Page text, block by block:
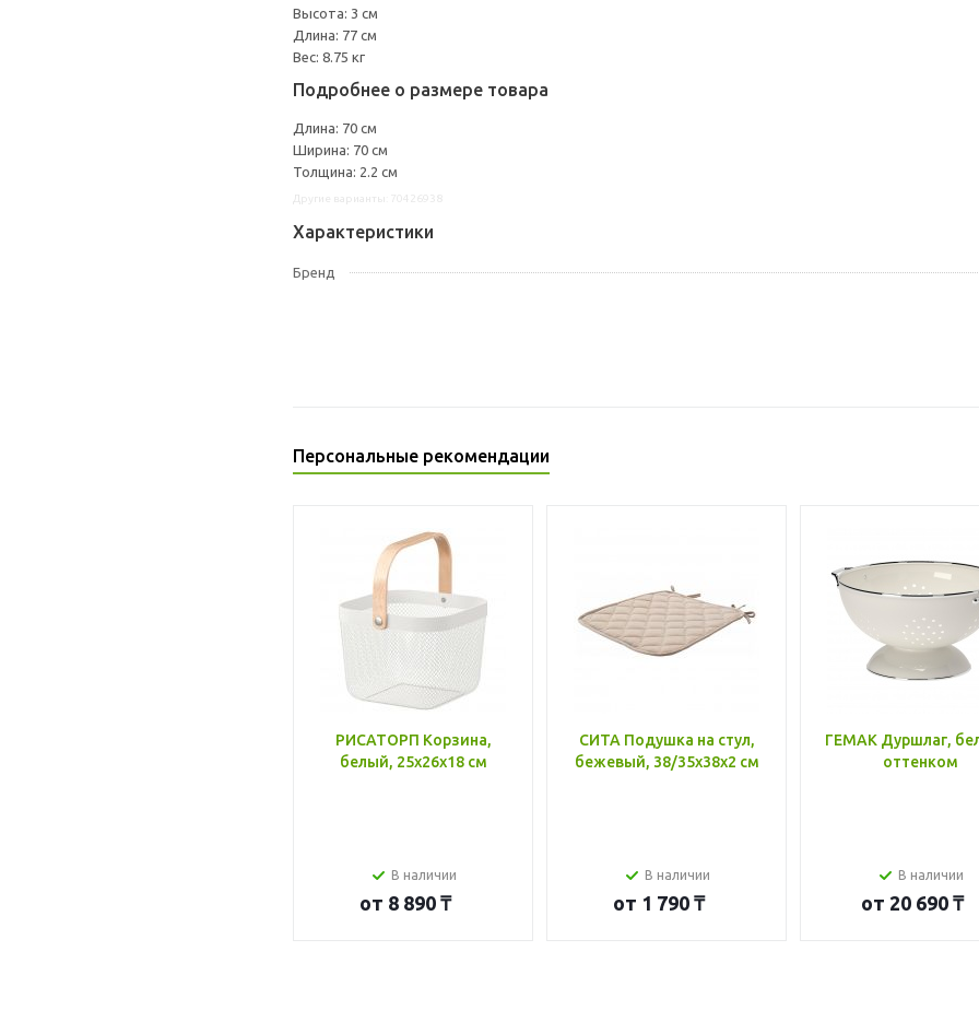
Высота: 3 см
Длина: 77 см
Вес: 8.75 кг
Подробнее о размере товара
Длина: 70 см
Ширина: 70 см
Толщина: 2.2 см
Характеристики
Бренд
Персональные рекомендации
РИСАТОРП Корзина,
белый, 25x26x18 см
В наличии
от 8 890 ₸
СИТА Подушка на стул,
бежевый, 38/35x38x2 см
В наличии
от 1 790 ₸
ГЕМАК Дуршлаг,
оттенком
В наличии
от 20 690 ₸